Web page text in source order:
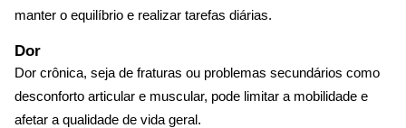
manter o equilíbrio e realizar tarefas diárias.
Dor
Dor crônica, seja de fraturas ou problemas secundários como
desconforto articular e muscular, pode limitar a mobilidade e
afetar a qualidade de vida geral.